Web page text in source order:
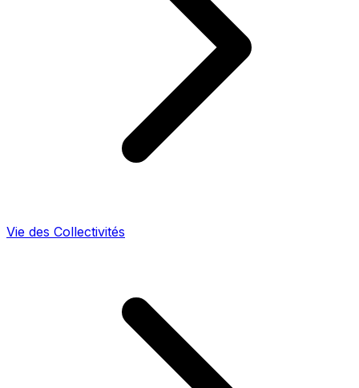
Vie des Collectivités